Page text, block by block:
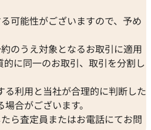
可能性がございますので、予め
のうえ対象となるお取引に適用
的に同一のお取引、取引を分割し
る利用と当社が合理的に判断した
合がございます。
ら査定員またはお電話にてお問